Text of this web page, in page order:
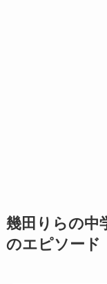
幾田りらの中
のエピソード